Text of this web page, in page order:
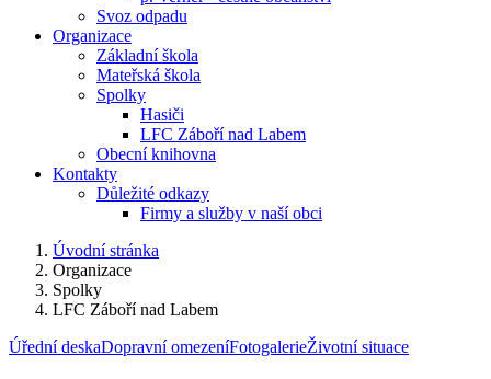
Svoz odpadu
Organizace
Základní škola
Mateřská škola
Spolky
Hasiči
LFC Záboří nad Labem
Obecní knihovna
Kontakty
Důležité odkazy
Firmy a služby v naší obci
Úvodní stránka
Organizace
Spolky
LFC Záboří nad Labem
Úřední deskaDopravní omezeníFotogalerieŽivotní situace